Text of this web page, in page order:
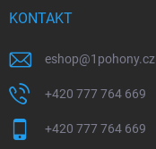
KONTAKT
eshop@1pohony.cz
+420 777 764 669
+420 777 764 669